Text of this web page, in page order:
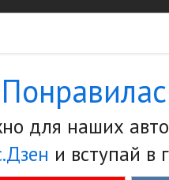
для наших
и вступай в